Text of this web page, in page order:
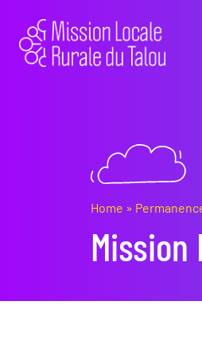
Home »